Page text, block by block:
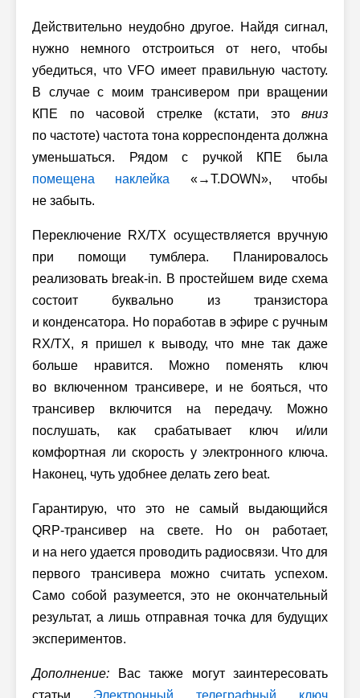
Действительно неудобно другое. Найдя сигнал,
нужно немного отстроиться от него, чтобы
убедиться, что VFO имеет правильную частоту.
В случае с моим трансивером при вращении
КПЕ по часовой стрелке (кстати, это вниз
по частоте) частота тона корреспондента должна
уменьшаться. Рядом с ручкой КПЕ была
помещена наклейка «→T.DOWN», чтобы
не забыть.
Переключение RX/TX осуществляется вручную
при помощи тумблера. Планировалось
реализовать break-in. В простейшем виде схема
состоит буквально из транзистора
и конденсатора. Но поработав в эфире с ручным
RX/TX, я пришел к выводу, что мне так даже
больше нравится. Можно поменять ключ
во включенном трансивере, и не бояться, что
трансивер включится на передачу. Можно
послушать, как срабатывает ключ и/или
комфортная ли скорость у электронного ключа.
Наконец, чуть удобнее делать zero beat.
Гарантирую, что это не самый выдающийся
QRP-трансивер на свете. Но он работает,
и на него удается проводить радиосвязи. Что для
первого трансивера можно считать успехом.
Само собой разумеется, это не окончательный
результат, а лишь отправная точка для будущих
экспериментов.
Дополнение: Вас также могут заинтересовать
статьи Электронный телеграфный ключ